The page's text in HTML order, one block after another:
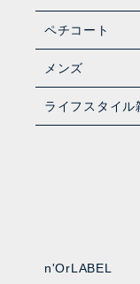
ペチコート
メンズ
ライフスタイル
n'OrLABEL